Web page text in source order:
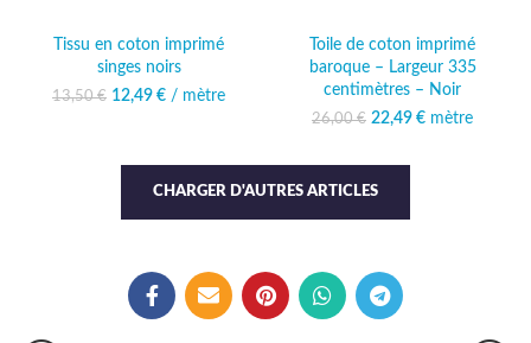
Tissu en coton imprimé
singes noirs
13,50€
Le prix initial était :
12,49 €
Le prix
/ mètre
Toile de coton imprimé
baroque – Largeur 335
centimètres – Noir
26,00€ Le prix initial était :
22,49 €
Le prix
mètre
CHARGER D'AUTRES ARTICLES